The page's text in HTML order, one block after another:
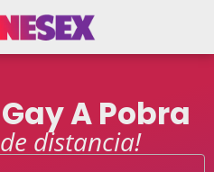
A Pobra
distancia!